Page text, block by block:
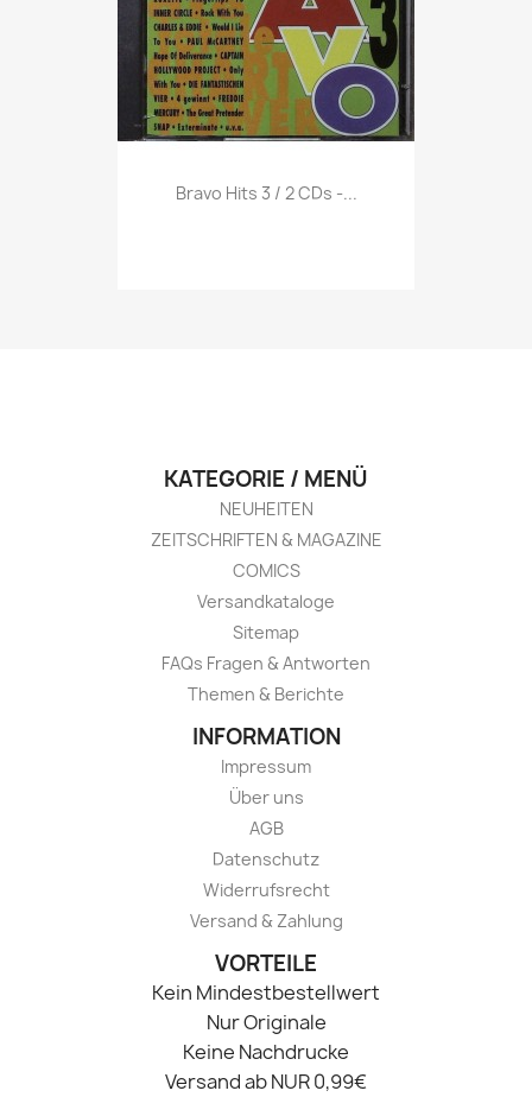
Vorschau
Bravo Hits 3 / 2 CDs -...
KATEGORIE / MENÜ
NEUHEITEN
ZEITSCHRIFTEN & MAGAZINE
COMICS
Versandkataloge
Sitemap
FAQs Fragen & Antworten
Themen & Berichte
INFORMATION
Impressum
Über uns
AGB
Datenschutz
Widerrufsrecht
Versand & Zahlung
VORTEILE
Kein Mindestbestellwert
Nur Originale
Keine Nachdrucke
Versand ab NUR 0,99€